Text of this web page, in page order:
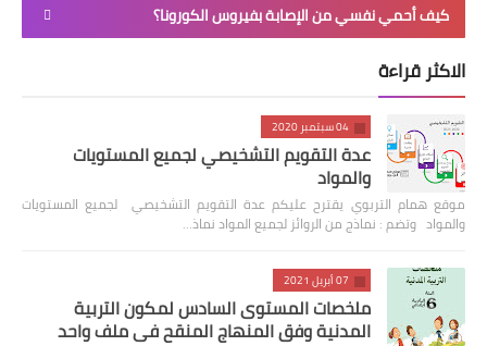
كيف أحمي نفسي من الإصابة بفيروس الكورونا؟
الاكثر قراءة
04 سبتمبر 2020
عدة التقويم التشخيصي لجميع المستويات
والمواد
موقع همام التربوي يقترح عليكم عدة التقويم التشخيصي لجميع المستويات
والمواد وتضم : نماذج من الروائز لجميع المواد نماذ…
07 أبريل 2021
ملخصات المستوى السادس لمكون التربية
المدنية وفق المنهاج المنقح في ملف واحد